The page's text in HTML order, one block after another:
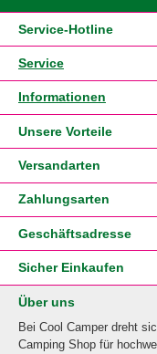
Service-Hotline
Service
Informationen
Unsere Vorteile
Versandarten
Zahlungsarten
Geschäftsadresse
Sicher Einkaufen
Über uns
Bei Cool Camper dreht
Camping Shop für